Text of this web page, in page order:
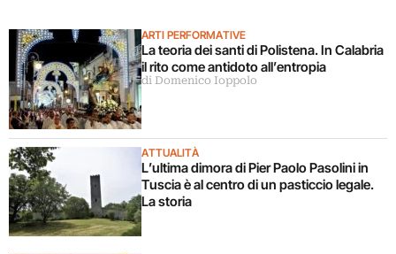
ARTI PERFORMATIVE
La teoria dei santi di Polistena. In Calabria
il rito come antidoto all’entropia
di Domenico Ioppolo
ATTUALITÀ
L’ultima dimora di Pier Paolo Pasolini in
Tuscia è al centro di un pasticcio legale.
La storia